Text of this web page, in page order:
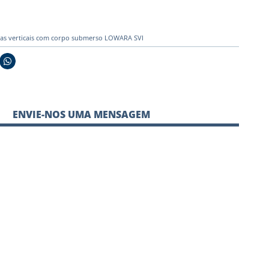
verticais com corpo submerso LOWARA SVI
ENVIE-NOS UMA MENSAGEM